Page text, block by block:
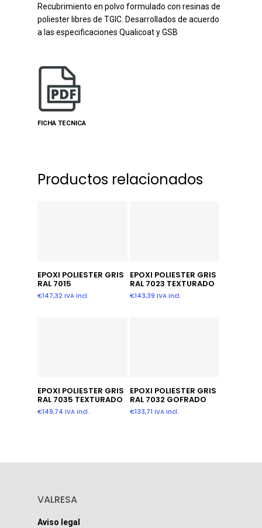
Recubrimiento en polvo formulado con resinas de
poliester libres de TGIC. Desarrollados de acuerdo
a las especificaciones Qualicoat y GSB
FICHA TECNICA
Productos relacionados
Añadir Al Carrito
EPOXI POLIESTER GRIS
RAL 7015
€147,32 IVA incl.
Leer Más
EPOXI POLIESTER GRIS
RAL 7023 TEXTURADO
€143,39 IVA incl.
Leer Más
EPOXI POLIESTER GRIS
RAL 7035 TEXTURADO
€149,74 IVA incl.
Leer Más
EPOXI POLIESTER GRIS
RAL 7032 GOFRADO
€133,71 IVA incl.
VALRESA
Aviso legal